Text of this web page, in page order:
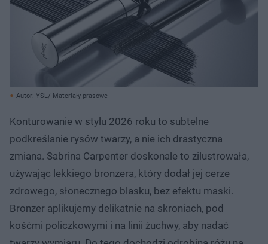
Autor: YSL/ Materiały prasowe
Konturowanie w stylu 2026 roku to subtelne
podkreślanie rysów twarzy, a nie ich drastyczna
zmiana. Sabrina Carpenter doskonale to zilustrowała,
używając lekkiego bronzera, który dodał jej cerze
zdrowego, słonecznego blasku, bez efektu maski.
Bronzer aplikujemy delikatnie na skroniach, pod
kośćmi policzkowymi i na linii żuchwy, aby nadać